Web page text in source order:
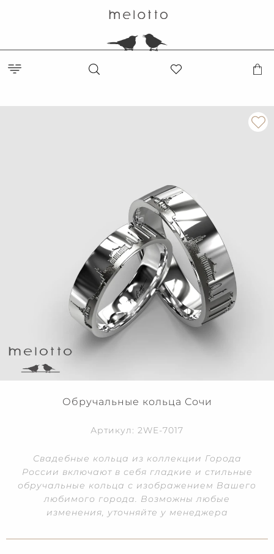
Обручальные кольца Сочи
Артикул: 2WE-7017
Свадебные кольца из коллекции Города
России включают в себя гладкие и стильные
обручальные кольца с изображением Вашего
любимого города. Возможны любые
изменения, уточняйте у менеджера